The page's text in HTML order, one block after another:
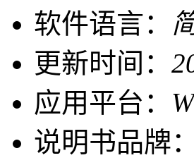
软件语言：
更新时间：
应用平台：
说明书品牌：